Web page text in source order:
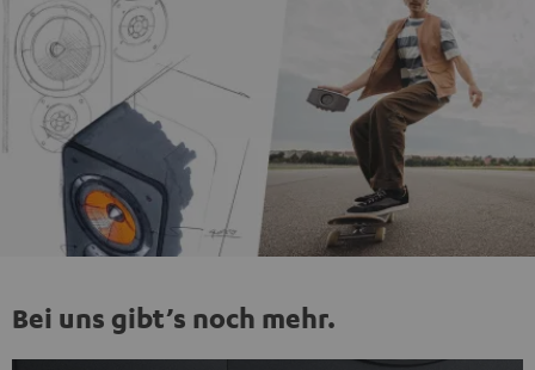
Bei uns gibt’s noch mehr.